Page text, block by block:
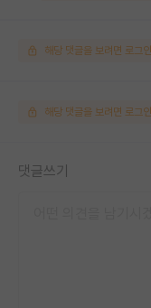
해당 댓글을 보려면 로그
해당 댓글을 보려면 로그
댓글쓰기